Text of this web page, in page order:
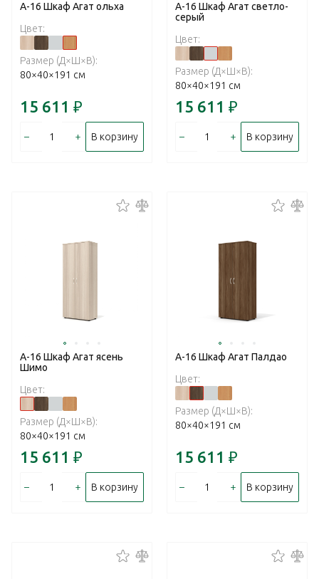
А-16 Шкаф Агат ольха
Цвет:
Размер (Д×Ш×В):
80×40×191 см
15 611 ₽
– + В корзину
А-16 Шкаф Агат светло-
серый
Цвет:
Размер (Д×Ш×В):
80×40×191 см
15 611 ₽
– + В корзину
А-16 Шкаф Агат ясень
Шимо
Цвет:
Размер (Д×Ш×В):
80×40×191 см
15 611 ₽
– + В корзину
А-16 Шкаф Агат Палдао
Цвет:
Размер (Д×Ш×В):
80×40×191 см
15 611 ₽
– + В корзину